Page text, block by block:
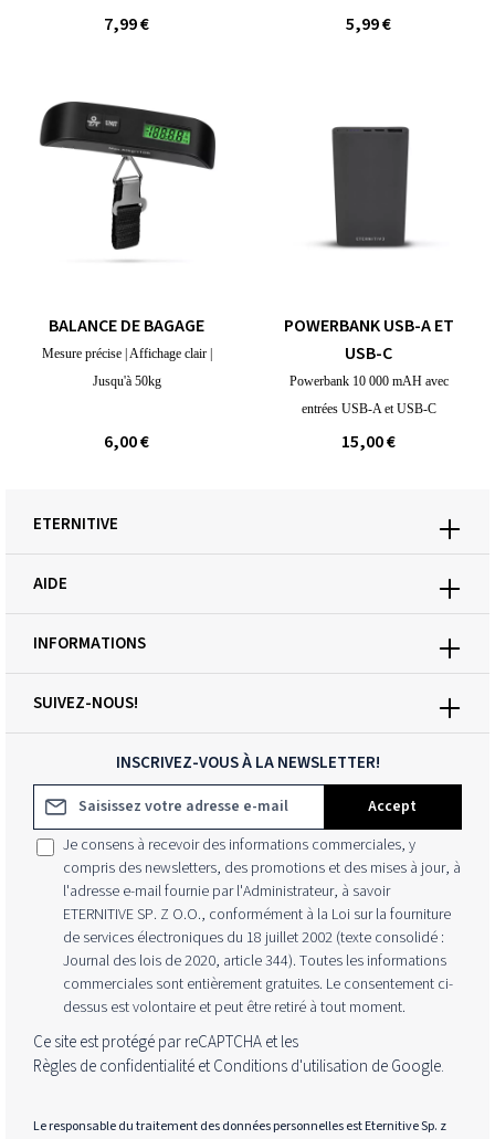
7,99 € 5,99 €
BALANCE DE BAGAGE
Mesure précise | Affichage clair |
Jusqu'à 50kg
6,00 €
POWERBANK USB-A ET
USB-C
Powerbank 10 000 mAH avec
entrées USB-A et USB-C
15,00 €
INSCRIVEZ-VOUS À LA NEWSLETTER!
Adresse e-mail*
Accept
Je consens à recevoir des informations commerciales, y
compris des newsletters, des promotions et des mises à jour, à
l'adresse e-mail fournie par l'Administrateur, à savoir
ETERNITIVE SP. Z O.O., conformément à la Loi sur la fourniture
de services électroniques du 18 juillet 2002 (texte consolidé :
Journal des lois de 2020, article 344). Toutes les informations
commerciales sont entièrement gratuites. Le consentement ci-
dessus est volontaire et peut être retiré à tout moment.
Ce site est protégé par reCAPTCHA et les
Règles de confidentialitéetConditions d'utilisation de Google.
Le responsable du traitement des données personnelles est Eternitive Sp. z
SUIVEZ-NOUS!
ETERNITIVE
AIDE
INFORMATIONS